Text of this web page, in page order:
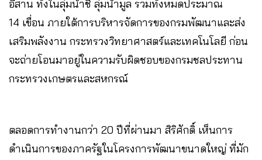
อีสาน ทั้งในลุ่มน้ำชี ลุ่มน้ำมูล รวมทั้งหมดประมาณ
14 เขื่อน ภายใต้การบริหารจัดการของกรมพัฒนาและส่ง
เสริมพลังงาน กระทรวงวิทยาศาสตร์และเทคโนโลยี ก่อน
จะถ่ายโอนมาอยู่ในความรับผิดชอบของกรมชลประทาน
กระทรวงเกษตรและสหกรณ์
ตลอดการทำงานกว่า 20 ปีที่ผ่านมา สิริศักดิ์ เห็นการ
ดำเนินการของภาครัฐในโครงการพัฒนาขนาดใหญ่ ที่มัก